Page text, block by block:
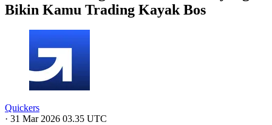
Bikin Kamu Trading Kayak Bos
Quickers
· 31 Mar 2026 03.35 UTC